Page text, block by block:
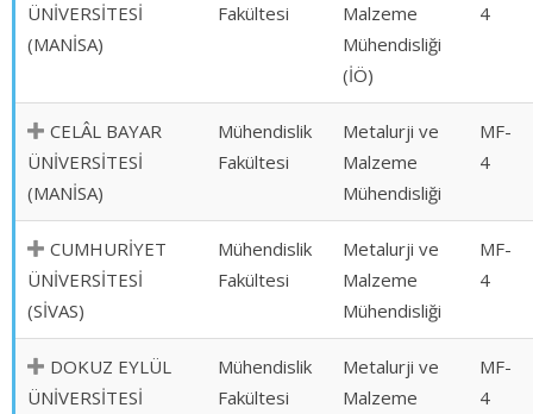
ÜNİVERSİTESİ
(MANİSA)
Fakültesi
Malzeme
Mühendisliği
(İÖ)
4
CELÂL BAYAR
ÜNİVERSİTESİ
(MANİSA)
Mühendislik
Fakültesi
Metalurji ve
Malzeme
Mühendisliği
MF-
4
CUMHURİYET
ÜNİVERSİTESİ
(SİVAS)
Mühendislik
Fakültesi
Metalurji ve
Malzeme
Mühendisliği
MF-
4
DOKUZ EYLÜL
ÜNİVERSİTESİ
Mühendislik
Fakültesi
Metalurji ve
Malzeme
MF-
4